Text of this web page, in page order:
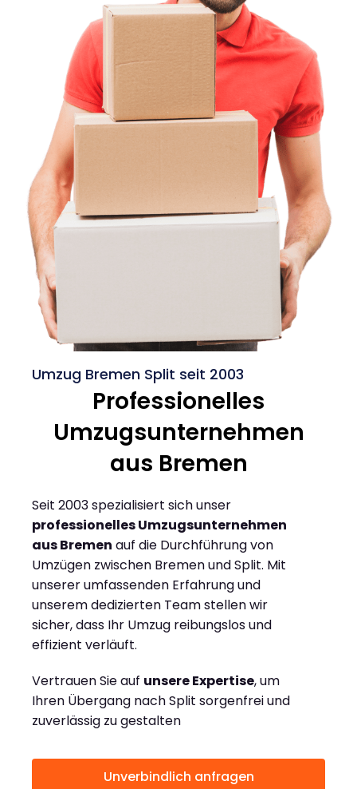
Umzug Bremen Split seit 2003
Professionelles
Umzugsunternehmen
aus Bremen
Seit 2003 spezialisiert sich unser
professionelles Umzugsunternehmen
aus Bremen auf die Durchführung von
Umzügen zwischen Bremen und Split. Mit
unserer umfassenden Erfahrung und
unserem dedizierten Team stellen wir
sicher, dass Ihr Umzug reibungslos und
effizient verläuft.
Vertrauen Sie auf unsere Expertise, um
Ihren Übergang nach Split sorgenfrei und
zuverlässig zu gestalten
Unverbindlich anfragen